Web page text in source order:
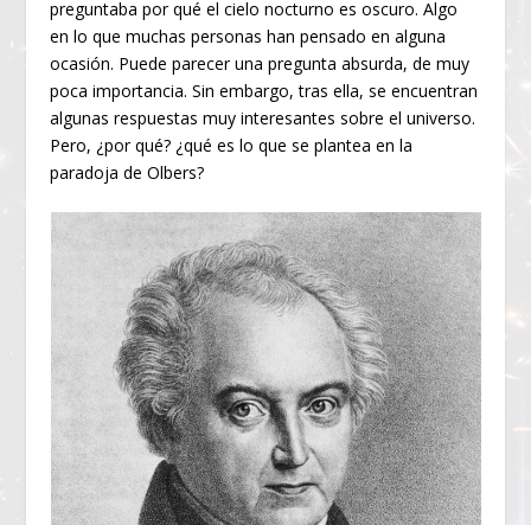
preguntaba por qué el cielo nocturno es oscuro. Algo
en lo que muchas personas han pensado en alguna
ocasión. Puede parecer una pregunta absurda, de muy
poca importancia. Sin embargo, tras ella, se encuentran
algunas respuestas muy interesantes sobre el universo.
Pero, ¿por qué? ¿qué es lo que se plantea en la
paradoja de Olbers?